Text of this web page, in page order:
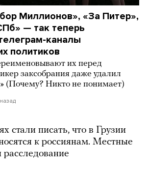
Миллионов», «За Питер»,
— так теперь
каналы
политиков
их перед
заксобрания даже удалил
(Почему? Никто не понимает)
стали писать, что в Грузии
к россиянам. Местные
расследование